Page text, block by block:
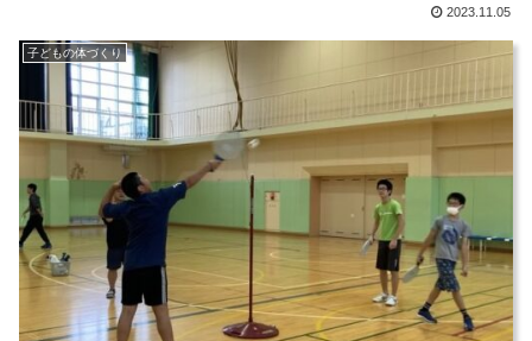
2023.11.05
子どもの体づくり